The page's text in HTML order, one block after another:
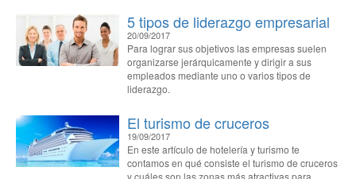
5 tipos de liderazgo empresarial
20/09/2017
Para lograr sus objetivos las empresas suelen
organizarse jerárquicamente y dirigir a sus
empleados mediante uno o varios tipos de
liderazgo.
El turismo de cruceros
19/09/2017
En este artículo de hotelería y turismo te
contamos en qué consiste el turismo de cruceros
y cuáles son las zonas más atractivas para